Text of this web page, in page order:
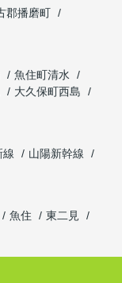
郡播磨町
魚住町清水
大久保町西島
線
山陽新幹線
魚住
東二見